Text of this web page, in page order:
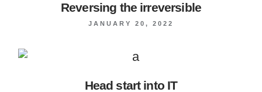
Reversing the irreversible
JANUARY 20, 2022
Head start into IT